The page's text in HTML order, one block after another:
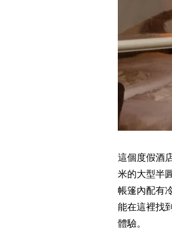
這個度假酒
米的大型半
帳篷內配有
能在這裡找
體驗。